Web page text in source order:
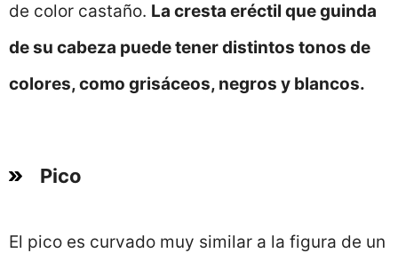
de color castaño. La cresta eréctil que guinda
de su cabeza puede tener distintos tonos de
colores, como grisáceos, negros y blancos.
Pico
El pico es curvado muy similar a la figura de un